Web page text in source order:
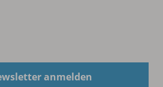
anmelden